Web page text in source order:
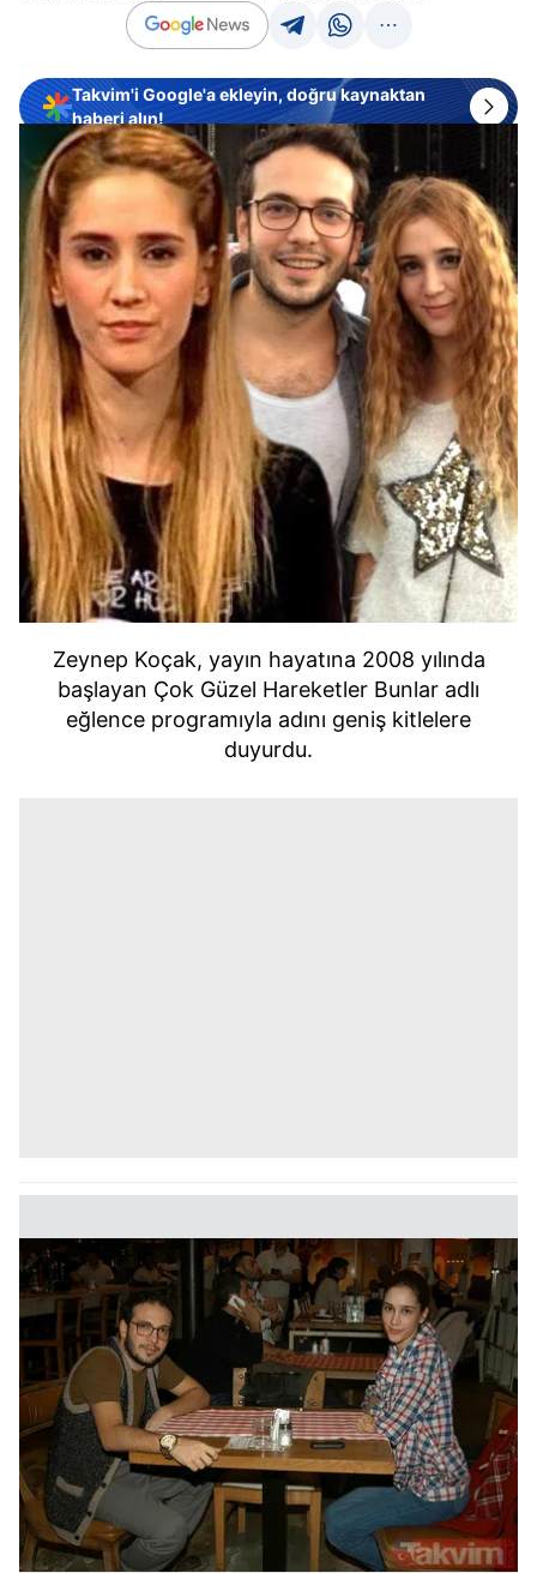
Takvim'i Google'a ekleyin, doğru kaynaktan
haberi alın!
Zeynep Koçak, yayın hayatına 2008 yılında
başlayan Çok Güzel Hareketler Bunlar adlı
eğlence programıyla adını geniş kitlelere
duyurdu.